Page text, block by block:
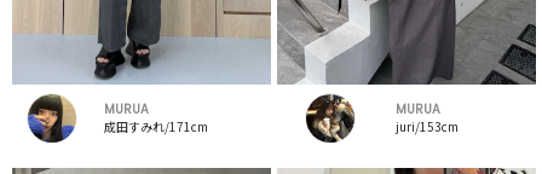
MURUA
成田すみれ/171cm
MURUA
juri/153cm